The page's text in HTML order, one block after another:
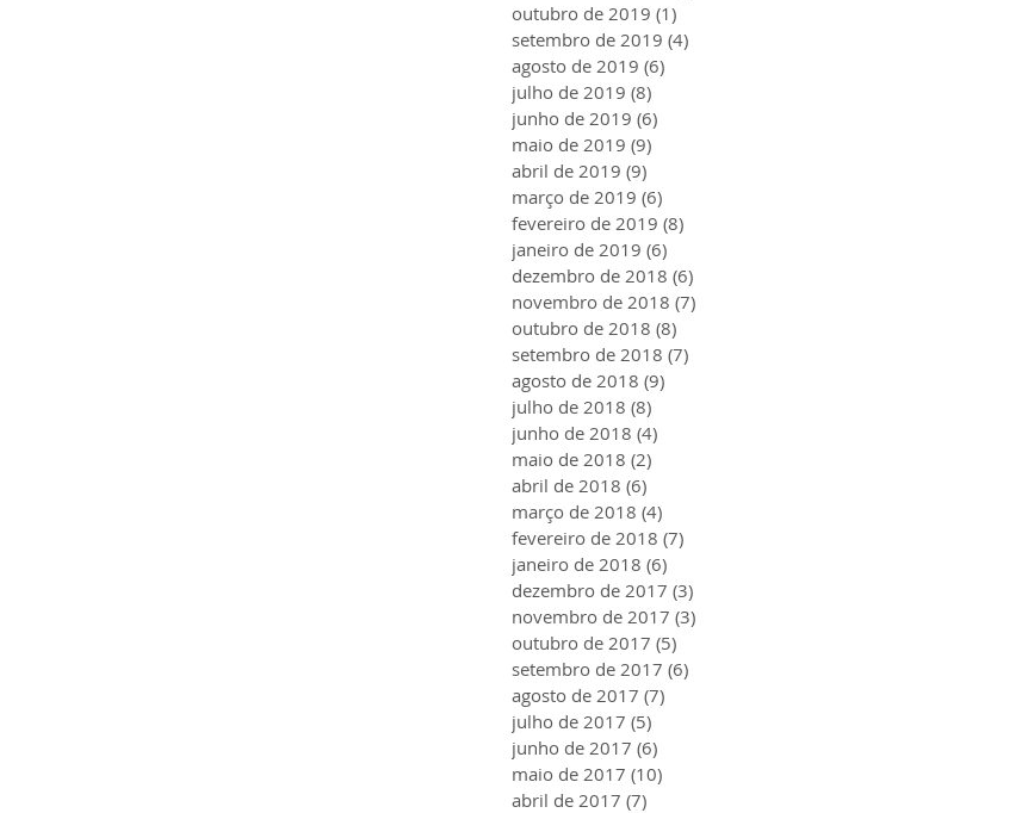
outubro de 2019 (1)
setembro de 2019 (4)
agosto de 2019 (6)
julho de 2019 (8)
junho de 2019 (6)
maio de 2019 (9)
abril de 2019 (9)
março de 2019 (6)
fevereiro de 2019 (8)
janeiro de 2019 (6)
dezembro de 2018 (6)
novembro de 2018 (7)
outubro de 2018 (8)
setembro de 2018 (7)
agosto de 2018 (9)
julho de 2018 (8)
junho de 2018 (4)
maio de 2018 (2)
abril de 2018 (6)
março de 2018 (4)
fevereiro de 2018 (7)
janeiro de 2018 (6)
dezembro de 2017 (3)
novembro de 2017 (3)
outubro de 2017 (5)
setembro de 2017 (6)
agosto de 2017 (7)
julho de 2017 (5)
junho de 2017 (6)
maio de 2017 (10)
abril de 2017 (7)